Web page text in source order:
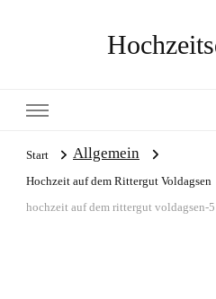
Start Allgemein
Hochzeit auf dem Rittergut Voldagsen
hochzeit auf dem rittergut voldagsen-5